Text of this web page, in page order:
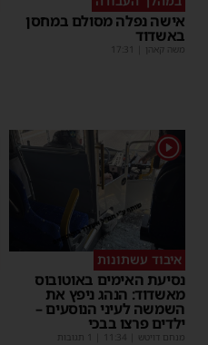
אישה נפלה מסולם במחסן
באשדוד
משה קאהן 17:31
1
איבוד עשתונות
נסיעת האימים באוטובוס
מאשדוד: הנהג ניפץ את
השמשה לעיני הנוסעים –
ילדים פרצו בבכי
מנחם דויטש 11:34